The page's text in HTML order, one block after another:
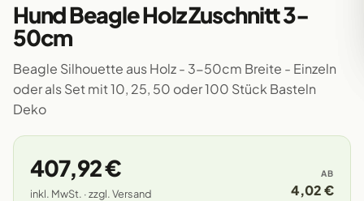
Hund Beagle Holz Zuschnitt 3-
50cm
Beagle Silhouette aus Holz - 3-50cm Breite - Einzeln
oder als Set mit 10, 25, 50 oder 100 Stück Basteln
Deko
407,92 €
inkl. MwSt. · zzgl. Versand
AB
4,02 €